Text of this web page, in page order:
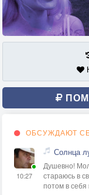
ОБСУЖДАЮТ
10:27
Солнца
Душевно!
стараюсь в
потом в себя